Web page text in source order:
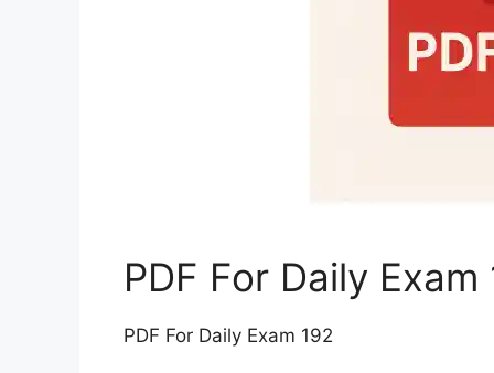
PDF For Daily Exam
PDF For Daily Exam 192